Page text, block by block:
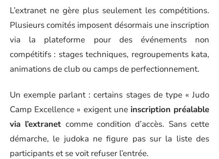
L’extranet ne gère plus seulement les compétitions.
Plusieurs comités imposent désormais une inscription
via la plateforme pour des événements non
compétitifs : stages techniques, regroupements kata,
animations de club ou camps de perfectionnement.
Un exemple parlant : certains stages de type « Judo
Camp Excellence » exigent une inscription préalable
via l’extranet comme condition d’accès. Sans cette
démarche, le judoka ne figure pas sur la liste des
participants et se voit refuser l’entrée.